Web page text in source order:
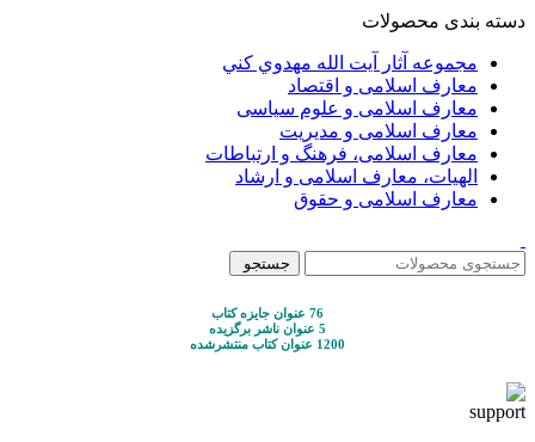
دسته بندی محصولات
مجموعه آثار آيت الله مهدوي كني
معارف اسلامی و اقتصاد
معارف اسلامی و علوم سیاسی
معارف اسلامی و مدیریت
معارف اسلامی، فرهنگ و ارتباطات
الهیات، معارف اسلامی و ارشاد
معارف اسلامی و حقوق
جستجو
76 عنوان جایزه کتاب
5 عنوان ناشر برگزیده
1200 عنوان کتاب منتشرشده